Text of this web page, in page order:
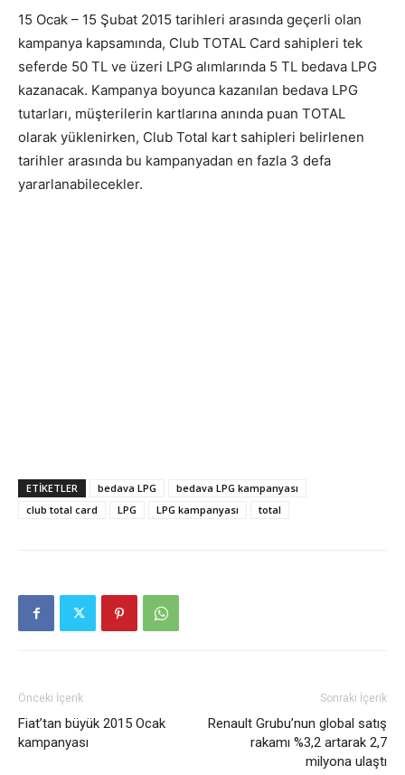
15 Ocak – 15 Şubat 2015 tarihleri arasında geçerli olan
kampanya kapsamında, Club TOTAL Card sahipleri tek
seferde 50 TL ve üzeri LPG alımlarında 5 TL bedava LPG
kazanacak. Kampanya boyunca kazanılan bedava LPG
tutarları, müşterilerin kartlarına anında puan TOTAL
olarak yüklenirken, Club Total kart sahipleri belirlenen
tarihler arasında bu kampanyadan en fazla 3 defa
yararlanabilecekler.
ETIKETLER bedava LPG
bedava LPG kampanyası
club total card
LPG LPG kampanyası total
Önceki İçerik
Fiat’tan büyük 2015 Ocak
kampanyası
Sonraki İçerik
Renault Grubu’nun global satış
rakamı %3,2 artarak 2,7
milyona ulaştı